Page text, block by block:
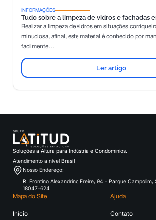
INFORMAÇÕES
Tudo sobre a limpeza de vidros e fachadas
Realizar a limpeza de vidros em situações
minuciosa, afinal, este material é conhecido por
facilmente…
Ler artigo
Soluções a Altura para Indústria e Condomínios.
Atendimento a nível Brasil
Nosso Endereço:
R. Frontino Alexandrino Freire, 94 - Parque Campolim,
18047-624
Mapa do Site
Início
Ajuda
Contato